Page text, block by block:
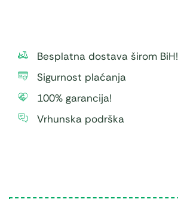
Besplatna dostava širom BiH!
Sigurnost plaćanja
100% garancija!
Vrhunska podrška